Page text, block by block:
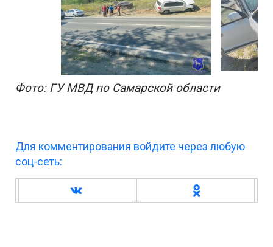
Фото: ГУ МВД по Самарской области
Для комментирования войдите через любую
соц-сеть: